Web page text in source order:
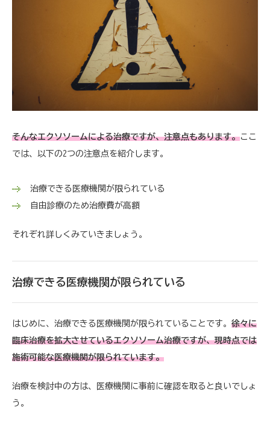
そんなエクソソームによる治療ですが、注意点もあります。ここ
では、以下の2つの注意点を紹介します。
治療できる医療機関が限られている
自由診療のため治療費が高額
それぞれ詳しくみていきましょう。
治療できる医療機関が限られている
はじめに、治療できる医療機関が限られていることです。 徐々に
臨床治療を拡大させているエクソソーム治療ですが、現時点では
施術可能な医療機関が限られています。
治療を検討中の方は、医療機関に事前に確認を取ると良いでしょ
う。